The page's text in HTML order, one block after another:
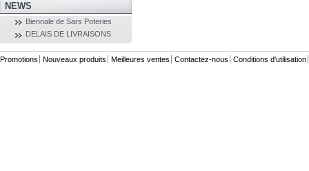
NEWS
Biennale de Sars Poteries
DELAIS DE LIVRAISONS
Promotions Nouveaux produits Meilleures ventes Contactez-nous Conditions d'utilisation